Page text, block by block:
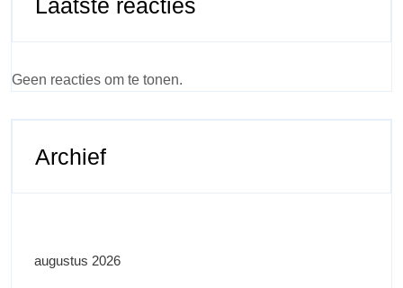
Laatste reacties
Geen reacties om te tonen.
Archief
augustus 2026